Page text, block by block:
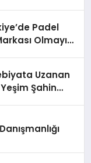
Padel
Olmayı
Uzanan
Şahin